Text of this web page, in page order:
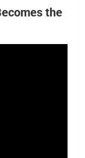
the